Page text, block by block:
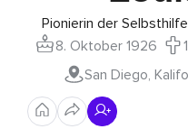
Pionierin der
8. Oktober 1926
San Diego,